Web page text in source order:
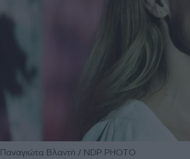
Παναγιώτα Βλαντή / NDP PHOTO